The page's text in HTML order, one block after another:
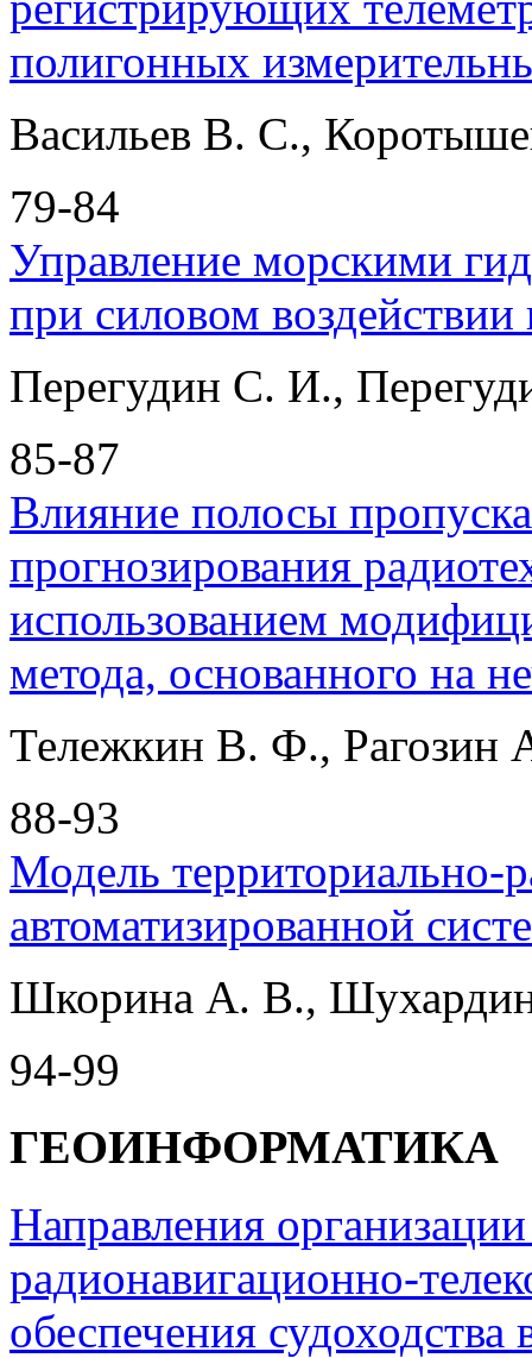
полигонных
Васильев В. С.,
79-84
Управление морскими
при силовом
Перегудин С. И.,
85-87
Влияние полосы
прогнозирования
использованием
метода, основанного на
Тележкин В. Ф., Рагозин
88-93
Модель территориально-
автоматизированной
Шкорина А. В.,
94-99
ГЕОИНФОРМАТИКА
Направления
радионавигационно-
обеспечения